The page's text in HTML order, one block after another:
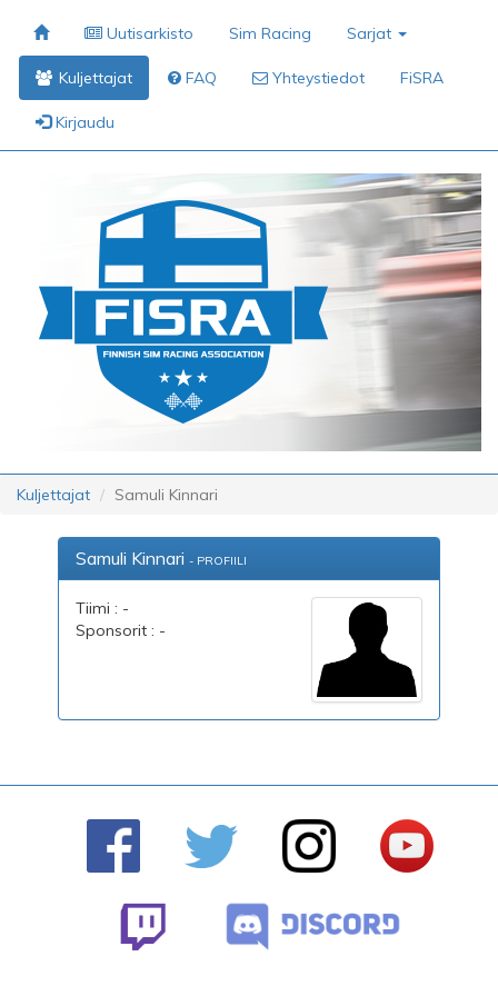
Uutisarkisto Sim Racing Sarjat
Kuljettajat FAQ Yhteystiedot FiSRA
Kirjaudu
Kuljettajat Samuli Kinnari
Samuli Kinnari - PROFIILI
Tiimi : -
Sponsorit : -